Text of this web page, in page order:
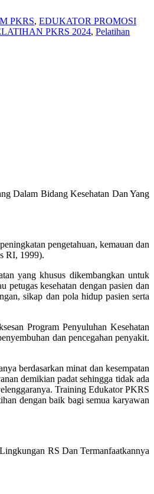
PKRS, EDUKATOR PROMOSI
PKRS 2024, Pelatihan
Dalam Bidang Kesehatan Dan Yang
pengetahuan, kemauan dan
RI, 1999).
yang khusus dikembangkan untuk
petugas kesehatan dengan pasien dan
sikap dan pola hidup pasien serta
Program Penyuluhan Kesehatan
dan pencegahan penyakit.
berdasarkan minat dan kesempatan
demikian padat sehingga tidak ada
Training Edukator PKRS
dengan baik bagi semua karyawan
RS Dan Termanfaatkannya